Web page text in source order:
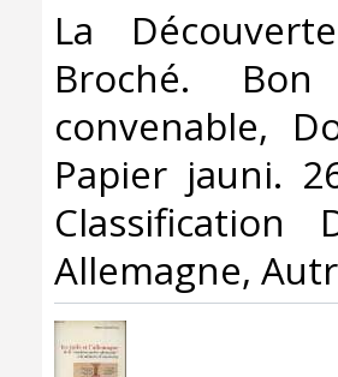
‎La
Broché.
convenable,
Papier jauni.
Classification
Allemagne,